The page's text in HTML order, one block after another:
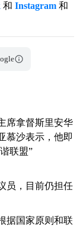
和 Instagram 和
席拿督斯里安华
慕沙表示，他即
联盟”
员，目前仍担任
据国家原则和联